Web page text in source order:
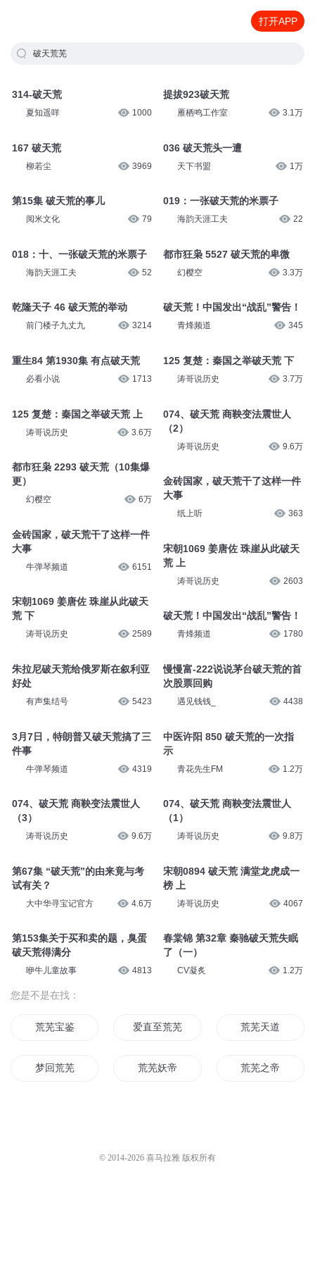
打开APP
破天荒芜
314-破天荒
夏知遥咩 1000
167 破天荒
柳若尘 3969
第15集 破天荒的事儿
阅米文化 79
018：十、一张破天荒的米票子
海韵天涯工夫 52
乾隆天子 46 破天荒的举动
前门楼子九丈九 3214
重生84 第1930集 有点破天荒
必看小说 1713
125 复楚：秦国之举破天荒 上
涛哥说历史 3.6万
都市狂枭 2293 破天荒（10集爆
更）
幻樱空 6万
金砖国家，破天荒干了这样一件
大事
牛弹琴频道 6151
宋朝1069 姜唐佐 珠崖从此破天
荒 下
涛哥说历史 2589
朱拉尼破天荒给俄罗斯在叙利亚
好处
有声集结号 5423
3月7日，特朗普又破天荒搞了三
件事
牛弹琴频道 4319
074、破天荒 商鞅变法震世人
（3）
涛哥说历史 9.6万
第67集 “破天荒”的由来竟与考
试有关？
大中华寻宝记官方 4.6万
第153集关于买和卖的题，臭蛋
破天荒得满分
咿牛儿童故事 4813
提拔923破天荒
雁栖鸣工作室 3.1万
036 破天荒头一遭
天下书盟 1万
019：一张破天荒的米票子
海韵天涯工夫 22
都市狂枭 5527 破天荒的卑微
幻樱空 3.3万
破天荒！中国发出“战乱”警告！
青烽频道 345
125 复楚：秦国之举破天荒 下
涛哥说历史 3.7万
074、破天荒 商鞅变法震世人
（2）
涛哥说历史 9.6万
金砖国家，破天荒干了这样一件
大事
纸上听 363
宋朝1069 姜唐佐 珠崖从此破天
荒 上
涛哥说历史 2603
破天荒！中国发出“战乱”警告！
青烽频道 1780
慢慢富-222说说茅台破天荒的首
次股票回购
遇见钱钱_ 4438
中医许阳 850 破天荒的一次指
示
青花先生FM 1.2万
074、破天荒 商鞅变法震世人
（1）
涛哥说历史 9.8万
宋朝0894 破天荒 满堂龙虎成一
榜 上
涛哥说历史 4067
春棠锦 第32章 秦驰破天荒失眠
了（一）
CV凝炙 1.2万
您是不是在找：
荒芜宝鉴 爱直至荒芜 荒芜天道
梦回荒芜 荒芜妖帝 荒芜之帝
© 2014-2026 喜马拉雅 版权所有